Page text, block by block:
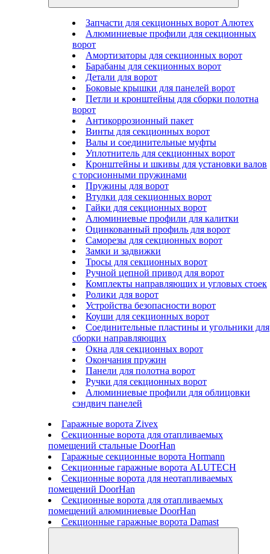
Запчасти для секционных ворот Алютех
Алюминиевые профили для секционных
ворот
Амортизаторы для секционных ворот
Барабаны для секционных ворот
Детали для ворот
Боковые крышки для панелей ворот
Петли и кронштейны для сборки полотна
ворот
Антикоррозионный пакет
Винты для секционных ворот
Валы и соединительные муфты
Уплотнитель для секционных ворот
Кронштейны и шкивы для установки валов
с торсионными пружинами
Пружины для ворот
Втулки для секционных ворот
Гайки для секционных ворот
Алюминиевые профили для калитки
Оцинкованный профиль для ворот
Саморезы для секционных ворот
Замки и задвижки
Тросы для секционных ворот
Ручной цепной привод для ворот
Комплекты направляющих и угловых стоек
Ролики для ворот
Устройства безопасности ворот
Коуши для секционных ворот
Соединительные пластины и угольники для
сборки направляющих
Окна для секционных ворот
Окончания пружин
Панели для полотна ворот
Ручки для секционных ворот
Алюминиевые профили для облицовки
сэндвич панелей
Гаражные ворота Zivex
Секционные ворота для отапливаемых
помещений стальные DoorHan
Гаражные секционные ворота Hormann
Секционные гаражные ворота ALUTECH
Секционные ворота для неотапливаемых
помещений DoorHan
Секционные ворота для отапливаемых
помещений алюминиевые DoorHan
Секционные гаражные ворота Damast